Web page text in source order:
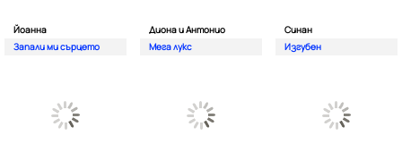
Йоанна
Запали ми сърцето
Диона и Антонио
Мега лукс
Синан
Изгубен